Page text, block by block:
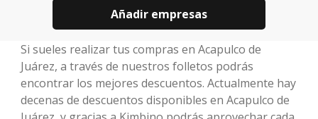
Añadir empresas
Si sueles realizar tus compras en Acapulco de
Juárez, a través de nuestros folletos podrás
encontrar los mejores descuentos. Actualmente hay
decenas de descuentos disponibles en Acapulco de